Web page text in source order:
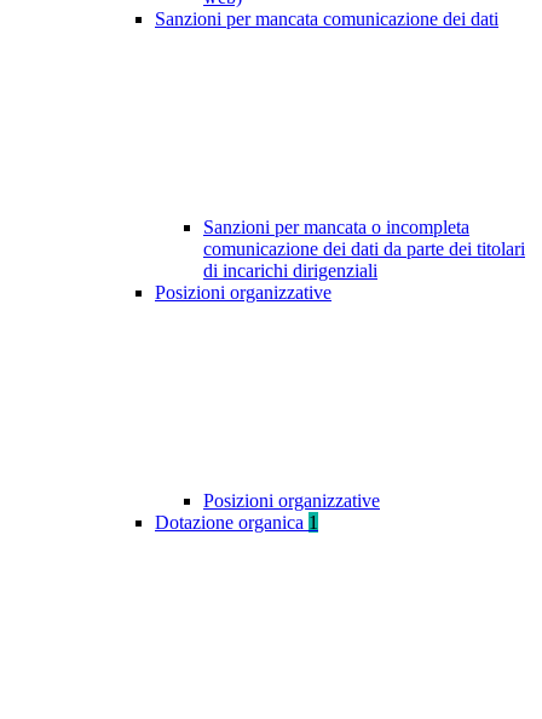
Sanzioni per mancata comunicazione dei dati
Sanzioni per mancata o incompleta
comunicazione dei dati da parte dei titolari
di incarichi dirigenziali
Posizioni organizzative
Posizioni organizzative
Dotazione organica 1